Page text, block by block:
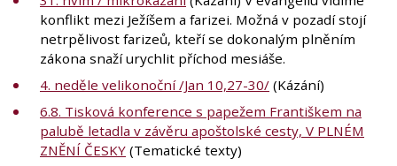
konflikt mezi Ježíšem a farizei. Možná v pozadí stojí
netrpělivost farizeů, kteří se dokonalým plněním
zákona snaží urychlit příchod mesiáše.
4. neděle velikonoční /Jan 10,27-30/ (Kázání)
6.8. Tisková konference s papežem Františkem na
palubě letadla v závěru apoštolské cesty, V PLNÉM
ZNĚNÍ ČESKY (Tematické texty)